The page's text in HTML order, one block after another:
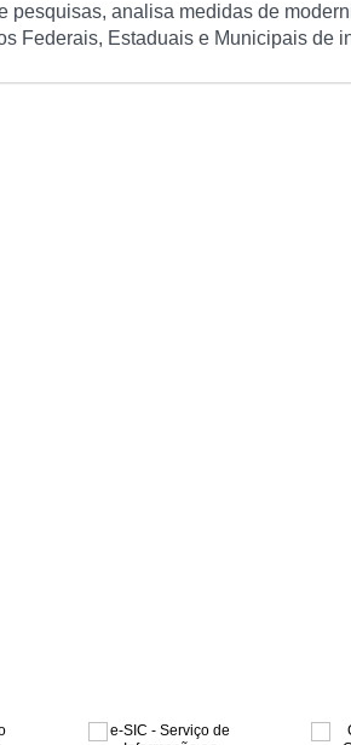
pesquisas, analisa medidas de
Federais, Estaduais e Municipais de